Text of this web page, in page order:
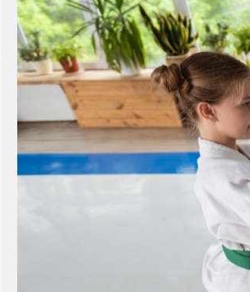
Aikido, japońska sztuka walki
znana z używania technik
obronnych, które pozwalają
pokonać przeciwnika bez
wyrządzania mu krzywdy,
zdobywa coraz większą
popularność również wśród
najmłodszych. Łódź,…